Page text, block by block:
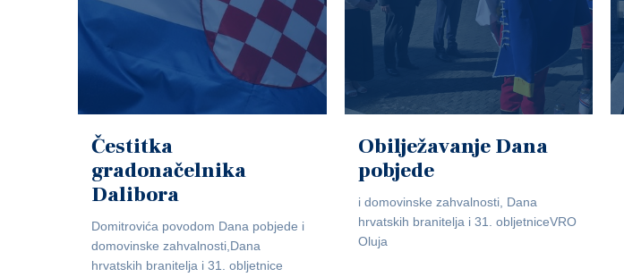
Čestitka
gradonačelnika
Dalibora
Domitrovića povodom Dana pobjede i
domovinske zahvalnosti,Dana
hrvatskih branitelja i 31. obljetnice
Obilježavanje Dana
pobjede
i domovinske zahvalnosti, Dana
hrvatskih branitelja i 31. obljetniceVRO
Oluja